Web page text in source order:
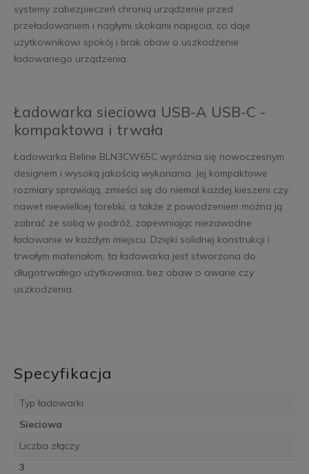
systemy zabezpieczeń chronią urządzenie przed
przeładowaniem i nagłymi skokami napięcia, co daje
użytkownikowi spokój i brak obaw o uszkodzenie
ładowanego urządzenia.
Ładowarka sieciowa USB-A USB-C -
kompaktowa i trwała
Ładowarka Beline BLN3CW65C wyróżnia się nowoczesnym
designem i wysoką jakością wykonania. Jej kompaktowe
rozmiary sprawiają, zmieści się do niemal każdej kieszeni czy
nawet niewielkiej torebki, a także z powodzeniem można ją
zabrać ze sobą w podróż, zapewniając niezawodne
ładowanie w każdym miejscu. Dzięki solidnej konstrukcji i
trwałym materiałom, ta ładowarka jest stworzona do
długotrwałego użytkowania, bez obaw o awarie czy
uszkodzenia.
Specyfikacja
Typ ładowarki
Sieciowa
Liczba złączy
3